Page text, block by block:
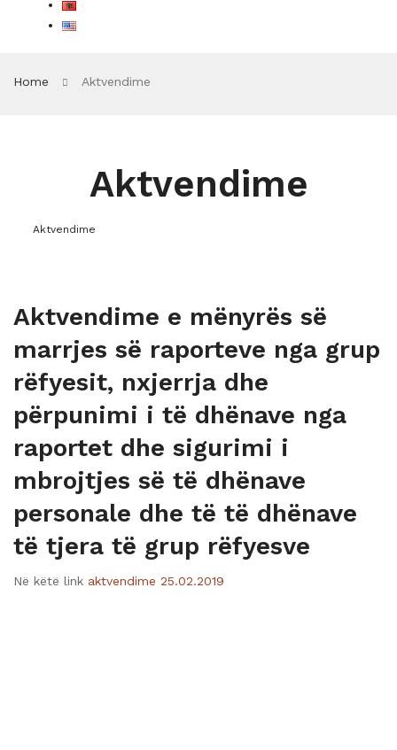
Home Aktvendime
Aktvendime
Aktvendime
Aktvendime e mënyrës së
marrjes së raporteve nga grup
rëfyesit, nxjerrja dhe
përpunimi i të dhënave nga
raportet dhe sigurimi i
mbrojtjes së të dhënave
personale dhe të të dhënave
të tjera të grup rëfyesve
Në këtë link aktvendime 25.02.2019